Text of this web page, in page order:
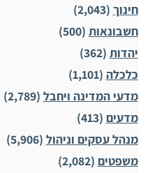
חינוך (2,043)
חשבונאות (500)
יהדות (362)
כלכלה (1,101)
מדעי המדינה ויחבל (2,789)
מדעים (413)
מנהל עסקים וניהול (5,906)
משפטים (2,082)